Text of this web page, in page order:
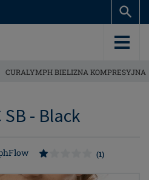
CURALYMPH BIELIZNA KOMPRESYJNA
- Black
(1)